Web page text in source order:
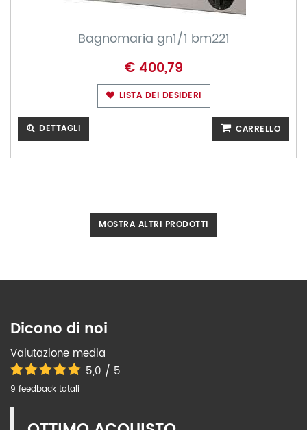
Bagnomaria gn1/1 bm221
€ 400,79
LISTA DEI DESIDERI
DETTAGLI CARRELLO
MOSTRA ALTRI PRODOTTI
Dicono di noi
Valutazione media
5,0 / 5
9 feedback totali